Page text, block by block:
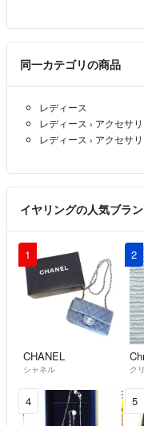
ご注文頂いた時点で以上
初めまして✨
そんなにゆるゆるでもない
一応、横から写した写真
ご検討のほどよろしくお願
こちらのイヤリングは耳
ょうか？
お手数ですが、宜しくお
クスミティー- 3年以上前
同一カテゴリの商品
レディース
レディース › アクセサ
レディース › アクセサ
イヤリングの人気ブラ
1
CHANEL
シャネル
2
ク
4 5